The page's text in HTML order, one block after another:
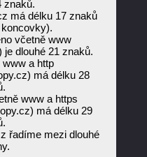
znaků.
má délku 17 znaků
včetně www
dlouhé 21 znaků.
a http
má délku 28
www a https
má délku 29
řadíme mezi dlouhé